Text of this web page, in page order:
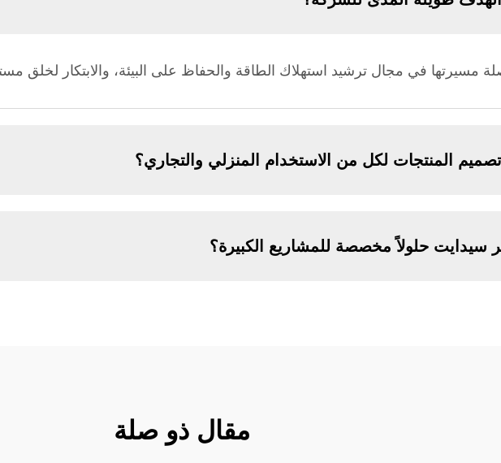
مسيرتها في مجال ترشيد استهلاك الطاقة والحفاظ على البيئة، والابتكار لخلق
المنتجات لكل من الاستخدام المنزلي والتجاري؟
سيدايت حلولاً مخصصة للمشاريع الكبيرة؟
مقال ذو صلة